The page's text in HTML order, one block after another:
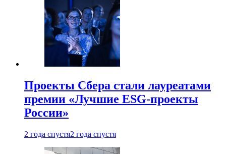
Проекты Сбера стали лауреатами
премии «Лучшие ESG-проекты
России»
2 года спустя2 года спустя